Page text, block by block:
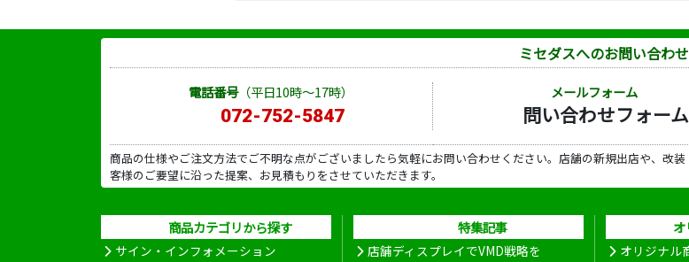
ミセダスへのお問い合わせ
電話番号（平日10時～17時）
072-752-5847
メールフォーム
問い合わせフォーム
商品の仕様やご注文方法でご不明な点がございましたら気軽にお問い合わせください。店舗の新規出店や、改
客様のご要望に沿った提案、お見積もりをさせていただきます。
商品カテゴリから探す
サイン・インフォメーション
特集記事
店舗ディスプレイでVMD戦略を
オリジナル